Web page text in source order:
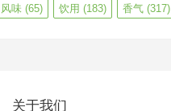
风味 (65) 饮用 (183) 香气 (317)
关于我们